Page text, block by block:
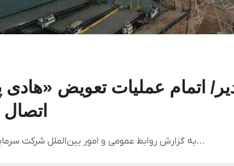
اتمام عملیات تعویض
به گزارش روابط عمومی و امور بین‌الملل شرکت سرمایه‌گذاری برق و انرژی غدیر، در ادامه...